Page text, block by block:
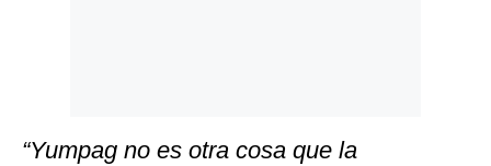
“Yumpag no es otra cosa que la